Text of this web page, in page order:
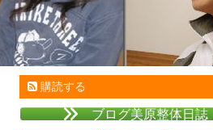
購読する
ブログ美原整体日誌